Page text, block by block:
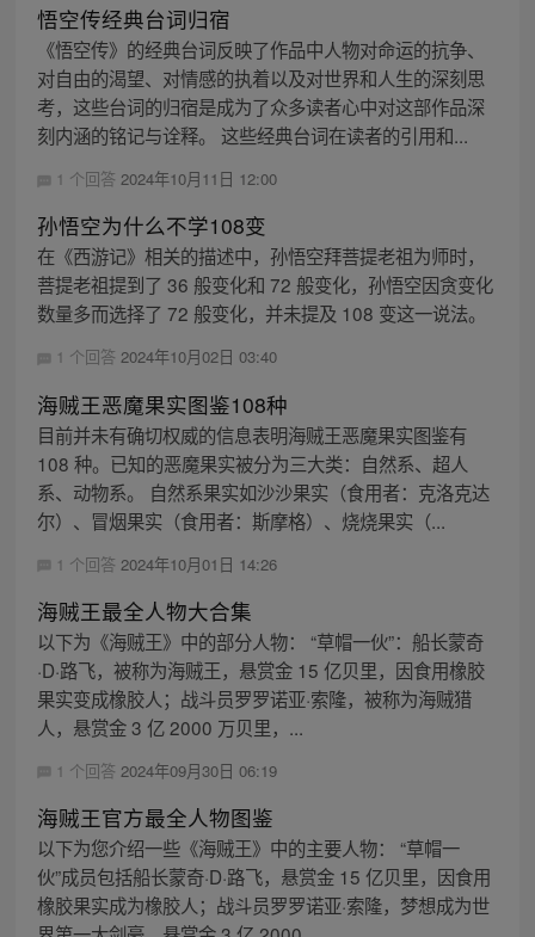
悟空传经典台词归宿
《悟空传》的经典台词反映了作品中人物对命运的抗争、
对自由的渴望、对情感的执着以及对世界和人生的深刻思
考，这些台词的归宿是成为了众多读者心中对这部作品深
刻内涵的铭记与诠释。 这些经典台词在读者的引用和...
1 个回答 2024年10月11日 12:00
孙悟空为什么不学108变
在《西游记》相关的描述中，孙悟空拜菩提老祖为师时，
菩提老祖提到了 36 般变化和 72 般变化，孙悟空因贪变化
数量多而选择了 72 般变化，并未提及 108 变这一说法。
1 个回答 2024年10月02日 03:40
海贼王恶魔果实图鉴108种
目前并未有确切权威的信息表明海贼王恶魔果实图鉴有
108 种。已知的恶魔果实被分为三大类：自然系、超人
系、动物系。 自然系果实如沙沙果实（食用者：克洛克达
尔）、冒烟果实（食用者：斯摩格）、烧烧果实（...
1 个回答 2024年10月01日 14:26
海贼王最全人物大合集
以下为《海贼王》中的部分人物： “草帽一伙”：船长蒙奇
·D·路飞，被称为海贼王，悬赏金 15 亿贝里，因食用橡胶
果实变成橡胶人；战斗员罗罗诺亚·索隆，被称为海贼猎
人，悬赏金 3 亿 2000 万贝里，...
1 个回答 2024年09月30日 06:19
海贼王官方最全人物图鉴
以下为您介绍一些《海贼王》中的主要人物： “草帽一
伙”成员包括船长蒙奇·D·路飞，悬赏金 15 亿贝里，因食用
橡胶果实成为橡胶人；战斗员罗罗诺亚·索隆，梦想成为世